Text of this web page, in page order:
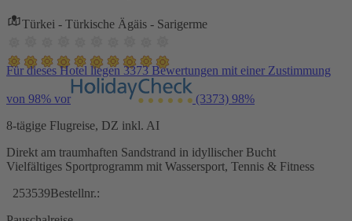
Türkei - Türkische Ägäis - Sarigerme
Für dieses Hotel liegen 3373 Bewertungen mit einer Zustimmung
von 98% vor (3373) 98%
8-tägige Flugreise, DZ inkl. AI
Direkt am traumhaften Sandstrand in idyllischer Bucht
Vielfältiges Sportprogramm mit Wassersport, Tennis & Fitness
253539Bestellnr.: